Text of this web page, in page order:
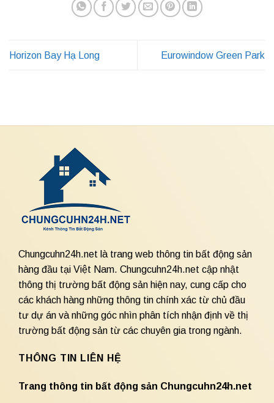
Horizon Bay Hạ Long Eurowindow Green Park
Chungcuhn24h.net là trang web thông tin bất động sản
hàng đầu tại Việt Nam. Chungcuhn24h.net cập nhật
thông thị trường bất động sản hiện nay, cung cấp cho
các khách hàng những thông tin chính xác từ chủ đầu
tư dự án và những góc nhìn phân tích nhận định về thị
trường bất động sản từ các chuyên gia trong ngành.
THÔNG TIN LIÊN HỆ
Trang thông tin bất động sản Chungcuhn24h.net